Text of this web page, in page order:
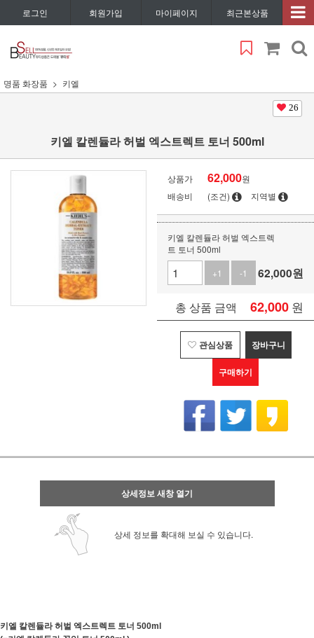
로그인 회원가입 마이페이지 최근본상품
명품 화장품 키엘
26
키엘 칼렌듈라 허벌 엑스트렉트 토너 500ml
상품가 62,000원
배송비
(조건) 지역별
키엘 칼렌듈라 허벌 엑스트렉
트 토너 500ml
+1
-1 62,000원
총 상품 금액 62,000 원
관심상품 장바구니
구매하기
상세정보 새창 열기
상세 정보를 확대해 보실 수 있습니다.
키엘 칼렌듈라 허벌 엑스트렉트 토너 500ml